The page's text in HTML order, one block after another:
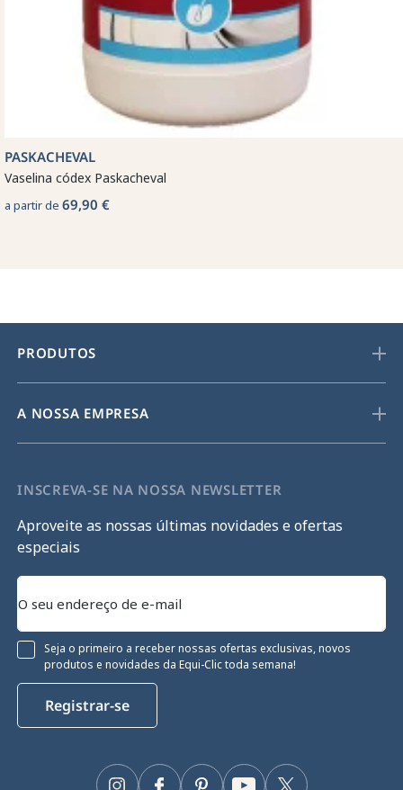
PASKACHEVAL
Vaselina códex Paskacheval
a partir de 69,90 €
PRODUTOS
A NOSSA EMPRESA
INSCREVA-SE NA NOSSA NEWSLETTER
Aproveite as nossas últimas novidades e ofertas
especiais
Seja o primeiro a receber nossas ofertas exclusivas, novos
produtos e novidades da Equi-Clic toda semana!
Registrar-se